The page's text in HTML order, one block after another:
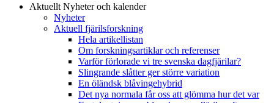
Aktuellt Nyheter och kalender
Nyheter
Aktuell fjärilsforskning
Hela artikellistan
Om forskningsartiklar och referenser
Varför förlorade vi tre svenska dagfjärilar?
Slingrande slåtter ger större variation
En öländsk blåvingehybrid
Det nya normala får oss att glömma hur det var